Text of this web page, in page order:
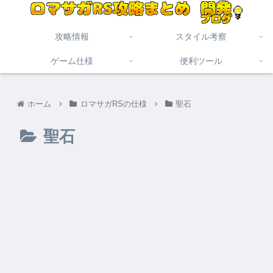
攻略情報 スタイル考察
ゲーム仕様 便利ツール
ホーム ロマサガRSの仕様 聖石
聖石